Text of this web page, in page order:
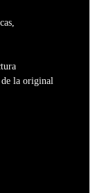
de la original